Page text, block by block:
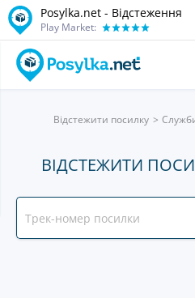
Posylka.net - Відстеження
Play Market:
Відстежити посилку
ВІДСТЕЖИТИ